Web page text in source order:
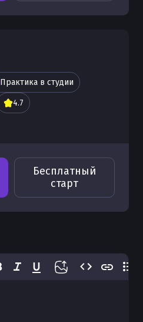
Практика в студии
4.7
Бесплатный
старт